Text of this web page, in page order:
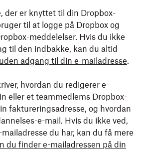
der er knyttet til din Dropbox-
til at logge på Dropbox og
meddelelser. Hvis du ikke
til den indbakke, kan du altid
adgang til din e-mailadresse.
hvordan du redigerer e-
eller et teammedlems Dropbox-
faktureringsadresse, og hvordan
e-mail. Hvis du ikke ved,
du har, kan du få mere
du finder e-mailadressen på din